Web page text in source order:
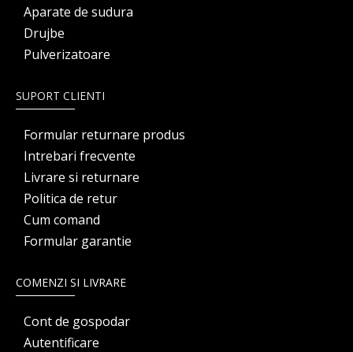
Aparate de sudura
Drujbe
Pulverizatoare
SUPORT CLIENTI
Formular returnare produs
Intrebari frecvente
Livrare si returnare
Politica de retur
Cum comand
Formular garantie
COMENZI SI LIVRARE
Cont de gospodar
Autentificare